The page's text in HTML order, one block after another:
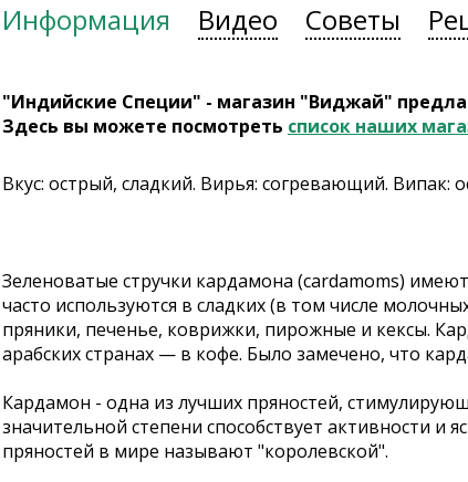
Информация Видео Советы
"Индийские Специи" - магазин "Виджай"
Здесь вы можете посмотреть список наших
Вкус: острый, сладкий. Вирья: согревающий. Випак:
Зеленоватые стручки кардамона (cardamoms)
часто используются в сладких (в том числе
пряники, печенье, коврижки, пирожные и кексы.
арабских странах — в кофе. Было замечено, что
Кардамон - одна из лучших пряностей,
значительной степени способствует активности и
пряностей в мире называют "королевской".